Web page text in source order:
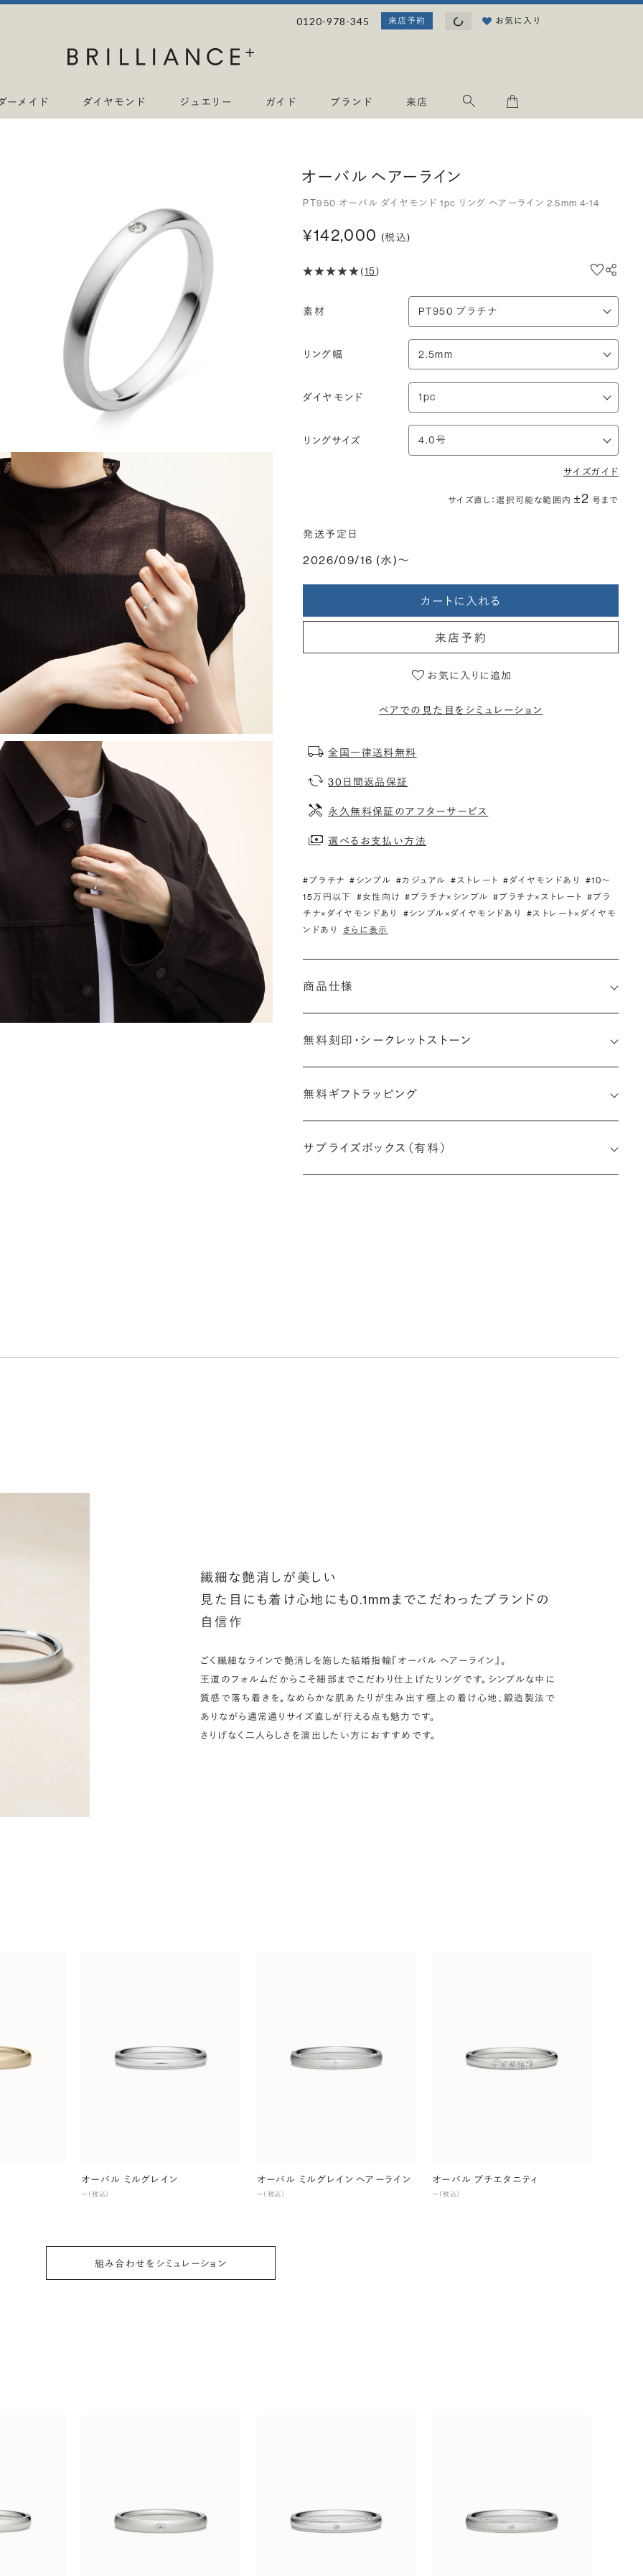
0120-978-345 来店予約 読み込み中...お気に入り
ーメイド ダイヤモンド ジュエリー ガイド ブランド 来店
オーバル ヘアーライン
PT950 オーバル ダイヤモンド 1pc リング ヘアーライン 2.5mm 4-14
¥142,000 (税込)
(15)
素材
リング幅
ダイヤモンド
リングサイズ
サイズガイド
サイズ直し：選択可能な範囲内 ±2 号まで
発送予定日
2026/09/16 (水)〜
カートに入れる
来店予約
お気に入りに追加
ペアでの見た目をシミュレーション
全国一律送料無料
30日間返品保証
永久無料保証のアフターサービス
選べるお支払い方法
#プラチナ #シンプル #カジュアル #ストレート #ダイヤモンドあり
#10〜
15万円以下 #女性向け #プラチナ×シンプル #プラチナ×ストレート #プラ
チナ×ダイヤモンドあり
#シンプル×ダイヤモンドあり
#ストレート×ダイヤモ
ンドあり
さらに表示
商品仕様
無料刻印・ シークレットストーン
刻印メッセージ：半角英数字20文字まで刻印可能
セージを無料で刻印することができます。注文前だけでなく購入後
の刻印も、リングに初めて施す初回の刻印は、無料にて承ります（デ
選んでセッティングすることができます。ショッピングカート画面で、
無料ギフトラッピング
サプライズボックス（有料）
繊細な艶消しが美しい
見た目にも着け心地にも0.1mmまでこだわったブランドの
自信作
ごく繊細なラインで艶消しを施した結婚指輪『オーバル ヘアーライン』。
王道のフォルムだからこそ細部までこだわり仕上げたリングです。シンプルな中に
質感で落ち着きを。なめらかな肌あたりが生み出す極上の着け心地、鍛造製法で
ありながら通常通りサイズ直しが行える点も魅力です。
さりげなく二人らしさを演出したい方におすすめです。
オーバル ミルグレイン
〜（税込）
オーバル ミルグレイン ヘアーライン
〜（税込）
オーバル プチエタニティ
〜（税込）
組み合わせをシミュレーション